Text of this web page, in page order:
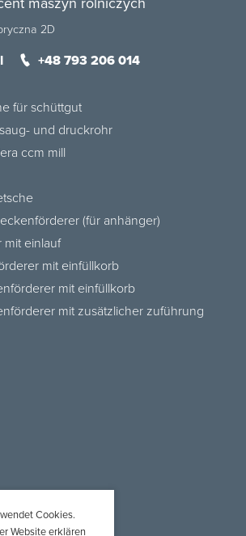
2D
+48 793 206 014
für schüttgut
und druckrohr
ccm mill
(für anhänger)
einlauf
mit einfüllkorb
mit einfüllkorb
mit zusätzlicher zuführung
Cookies.
Website erklären